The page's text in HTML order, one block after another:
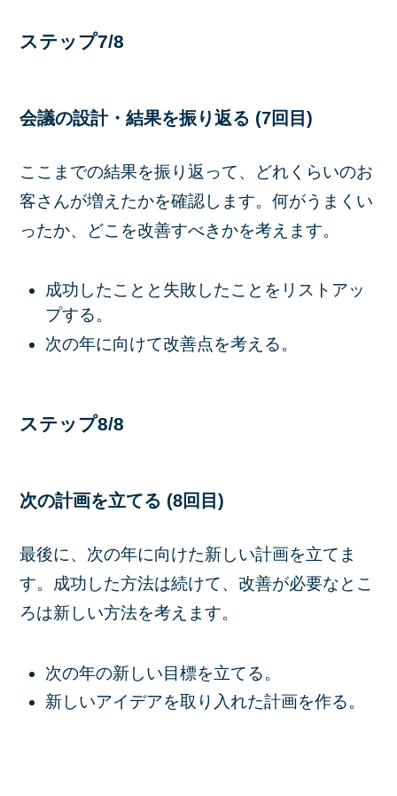
ステップ7/8
会議の設計・結果を振り返る (7回目)
ここまでの結果を振り返って、どれくらいのお
客さんが増えたかを確認します。何がうまくい
ったか、どこを改善すべきかを考えます。
成功したことと失敗したことをリストアッ
プする。
次の年に向けて改善点を考える。
ステップ8/8
次の計画を立てる (8回目)
最後に、次の年に向けた新しい計画を立てま
す。成功した方法は続けて、改善が必要なとこ
ろは新しい方法を考えます。
次の年の新しい目標を立てる。
新しいアイデアを取り入れた計画を作る。